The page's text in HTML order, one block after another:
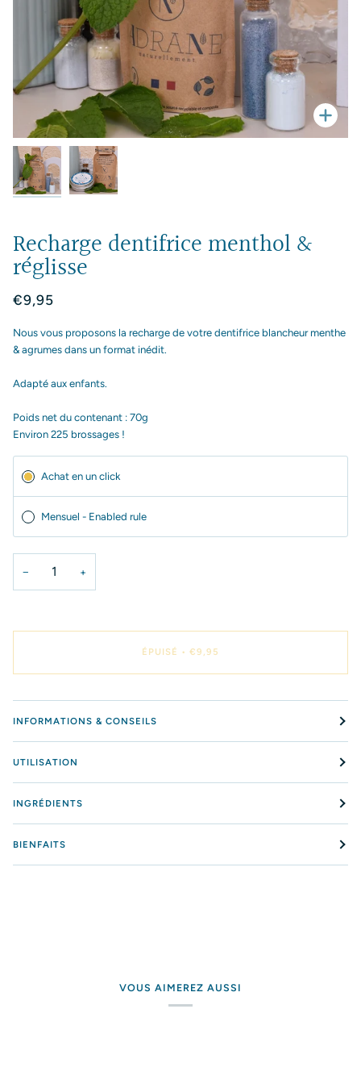
Recharge dentifrice menthol &
réglisse
€9,95
Nous vous proposons la recharge de votre dentifrice blancheur menthe
& agrumes dans un format inédit.
Adapté aux enfants.
Poids net du contenant : 70g
Environ 225 brossages !
Achat en un click
Mensuel - Enabled rule
− +
ÉPUISÉ • €9,95
INFORMATIONS & CONSEILS
UTILISATION
INGRÉDIENTS
BIENFAITS
VOUS AIMEREZ AUSSI